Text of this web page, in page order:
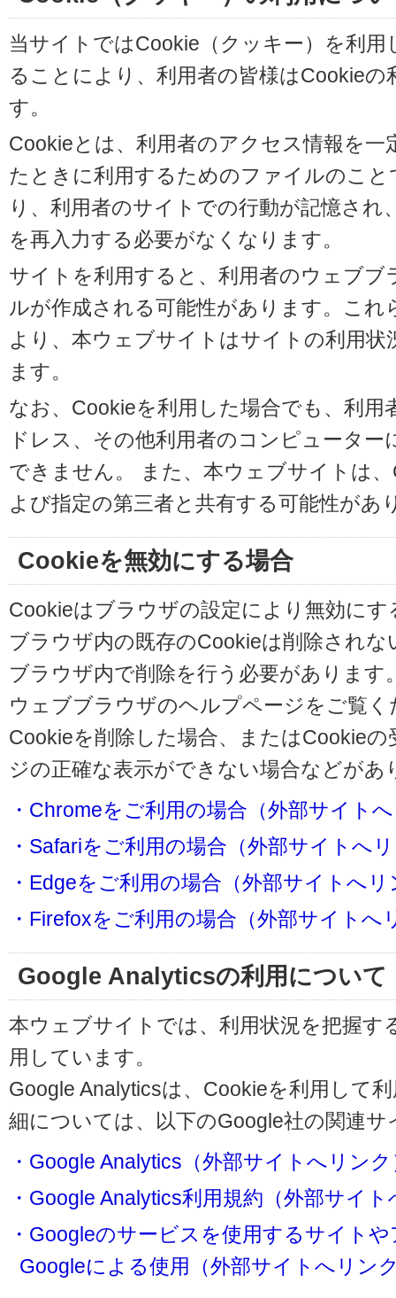
当サイトではCookie（クッキー）を利
ることにより、利用者の皆様はCookie
す。
Cookieとは、利用者のアクセス情報を
たときに利用するためのファイルのこ
り、利用者のサイトでの行動が記憶さ
を再入力する必要がなくなります。
サイトを利用すると、利用者のウェブ
ルが作成される可能性があります。こ
より、本ウェブサイトはサイトの利用
ます。
なお、Cookieを利用した場合でも、利用
ドレス、その他利用者のコンピュータ
できません。 また、本ウェブサイトは
よび指定の第三者と共有する可能性があ
Cookieを無効にする場合
Cookieはブラウザの設定により無効に
ブラウザ内の既存のCookieは削除され
ブラウザ内で削除を行う必要があります
ウェブブラウザのヘルプページをご覧く
Cookieを削除した場合、またはCookie
ジの正確な表示ができない場合などが
・Chromeをご利用の場合（外部サイト
・Safariをご利用の場合（外部サイトへ
・Edgeをご利用の場合（外部サイトへリ
・Firefoxをご利用の場合（外部サイトへ
Google Analyticsの利用について
本ウェブサイトでは、利用状況を把握す
用しています。
Google Analyticsは、Cookieを利用して
細については、以下のGoogle社の関連
・Google Analytics（外部サイトへリンク
・Google Analytics利用規約（外部サイ
・Googleのサービスを使用するサイト
Googleによる使用（外部サイトへリン